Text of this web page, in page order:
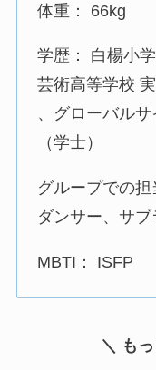
体重： 66kg
学歴： 白楊小
芸術高等学校
、グローバル
（学士）
グループでの
ダンサー、サ
MBTI： ISFP
＼ も